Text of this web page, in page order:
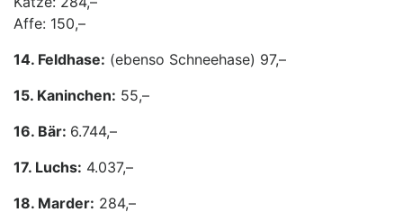
Affe: 150,–
14. Feldhase: (ebenso Schneehase) 97,–
15. Kaninchen: 55,–
16. Bär: 6.744,–
17. Luchs: 4.037,–
18. Marder: 284,–